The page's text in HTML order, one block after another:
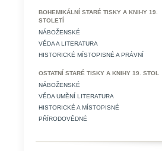
BOHEMIKÁLNÍ STARÉ TISKY A KNIHY 19.
STOLETÍ
NÁBOŽENSKÉ
VĚDA A LITERATURA
HISTORICKÉ MÍSTOPISNÉ A PRÁVNÍ
OSTATNÍ STARÉ TISKY A KNIHY 19. STOL
NÁBOŽENSKÉ
VĚDA UMĚNÍ LITERATURA
HISTORICKÉ A MÍSTOPISNÉ
PŘÍRODOVĚDNÉ